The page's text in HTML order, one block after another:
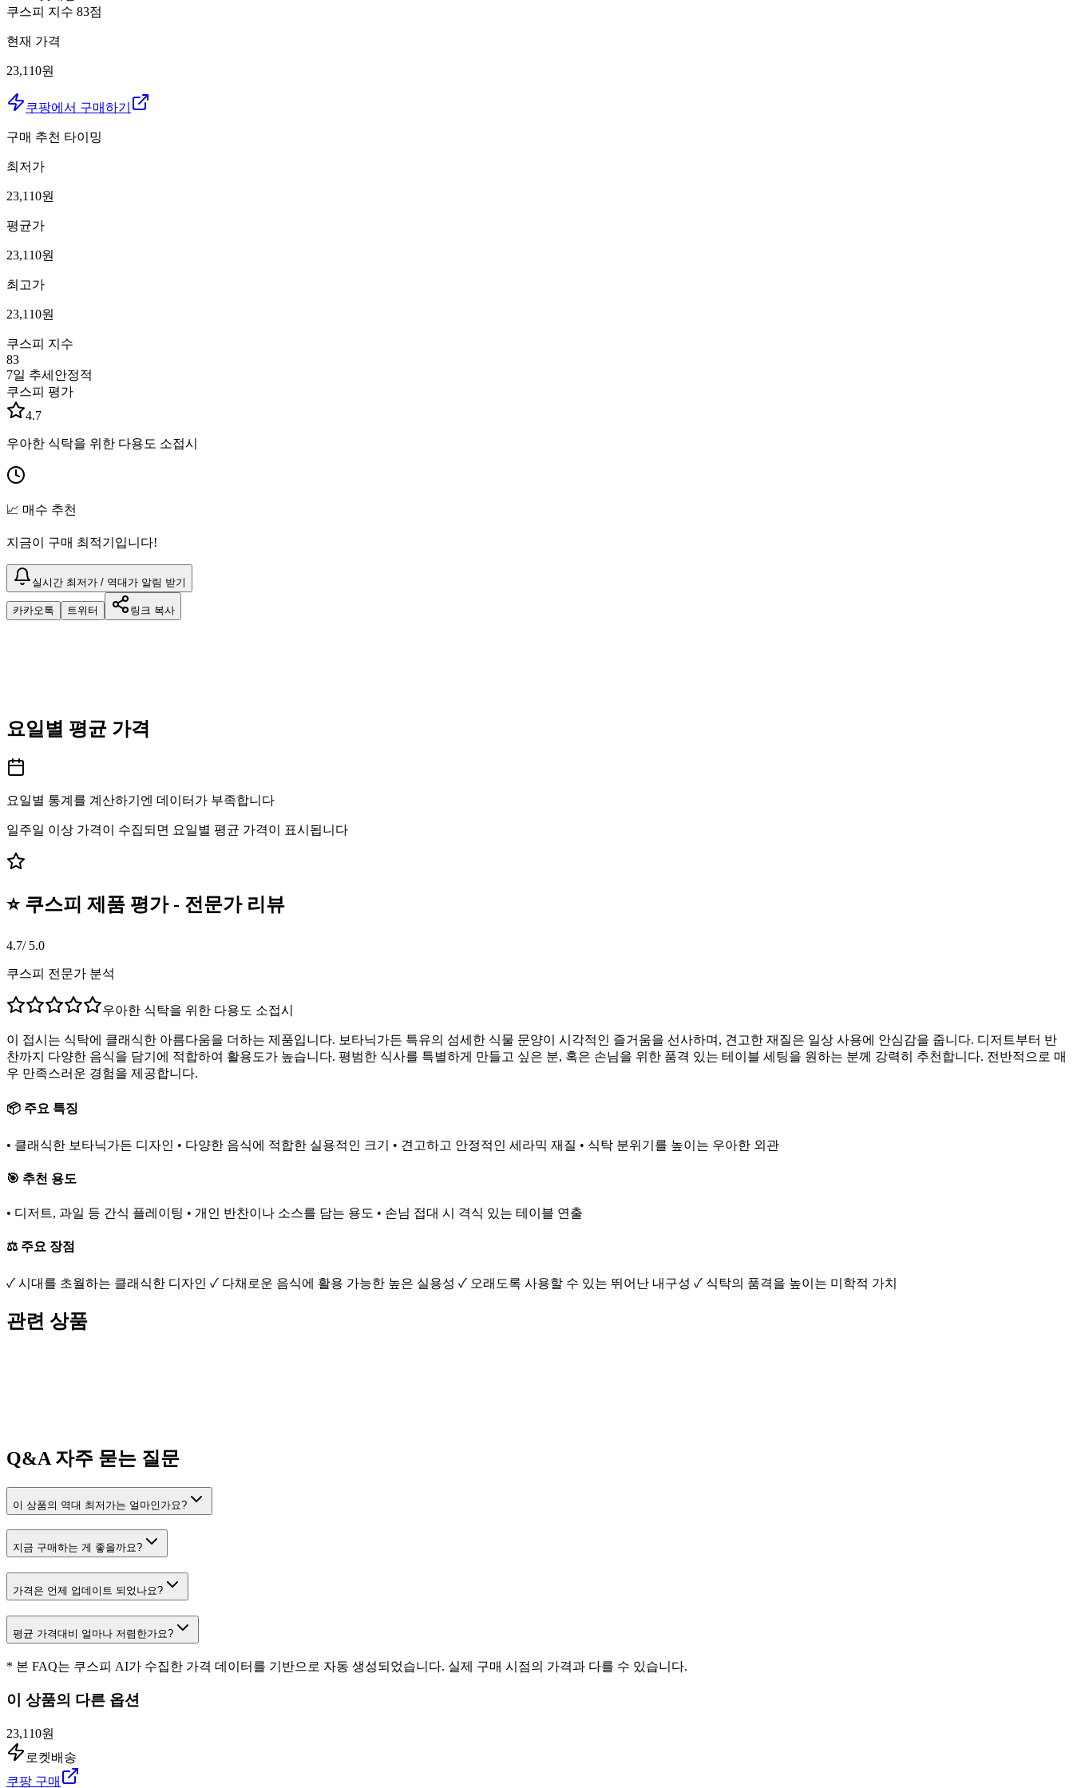
쿠스피 지수 83점
현재 가격
23,110원
쿠팡에서 구매하기
구매 추천 타이밍
최저가
23,110원
평균가
23,110원
최고가
23,110원
쿠스피 지수
83
7일 추세 안정적
쿠스피 평가
4.7
우아한 식탁을 위한 다용도 소접시
📈 매수 추천
지금이 구매 최적기입니다!
실시간 최저가 / 역대가 알림 받기
카카오톡 트위터 링크 복사
요일별 평균 가격
요일별 통계를 계산하기엔 데이터가 부족합니다
일주일 이상 가격이 수집되면 요일별 평균 가격이 표시됩니다
⭐ 쿠스피 제품 평가 - 전문가 리뷰
4.7/ 5.0
쿠스피 전문가 분석
우아한 식탁을 위한 다용도 소접시
이 접시는 식탁에 클래식한 아름다움을 더하는 제품입니다. 보타닉가든 특유의 섬세한 식물 문양이 시각적인 즐거움을 선사하며, 견고한 재질은 일상 사용에 안심감을 줍니다. 디저트부터 반
찬까지 다양한 음식을 담기에 적합하여 활용도가 높습니다. 평범한 식사를 특별하게 만들고 싶은 분, 혹은 손님을 위한 품격 있는 테이블 세팅을 원하는 분께 강력히 추천합니다. 전반적으로 매
우 만족스러운 경험을 제공합니다.
📦 주요 특징
• 클래식한 보타닉가든 디자인 • 다양한 음식에 적합한 실용적인 크기 • 견고하고 안정적인 세라믹 재질 • 식탁 분위기를 높이는 우아한 외관
🎯 추천 용도
• 디저트, 과일 등 간식 플레이팅 • 개인 반찬이나 소스를 담는 용도 • 손님 접대 시 격식 있는 테이블 연출
⚖️ 주요 장점
✓ 시대를 초월하는 클래식한 디자인 ✓ 다채로운 음식에 활용 가능한 높은 실용성 ✓ 오래도록 사용할 수 있는 뛰어난 내구성 ✓ 식탁의 품격을 높이는 미학적 가치
관련 상품
Q&A 자주 묻는 질문
이 상품의 역대 최저가는 얼마인가요?
지금 구매하는 게 좋을까요?
가격은 언제 업데이트 되었나요?
평균 가격대비 얼마나 저렴한가요?
* 본 FAQ는 쿠스피 AI가 수집한 가격 데이터를 기반으로 자동 생성되었습니다. 실제 구매 시점의 가격과 다를 수 있습니다.
이 상품의 다른 옵션
23,110원
로켓배송
쿠팡 구매